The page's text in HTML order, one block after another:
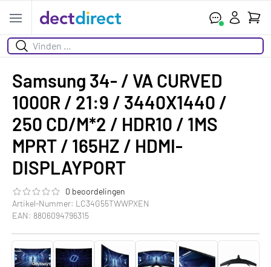
Open menu
Suchen
Ihr
Samsung 34- / VA CURVED
1000R / 21:9 / 3440X1440 /
250 CD/M*2 / HDR10 / 1MS
MPRT / 165HZ / HDMI-
DISPLAYPORT
Die Bewertung dieses Produkts ist
0 beoordelingen
Artikel-Nummer: LC34G55TWWPXEN
EAN: 8806094796315